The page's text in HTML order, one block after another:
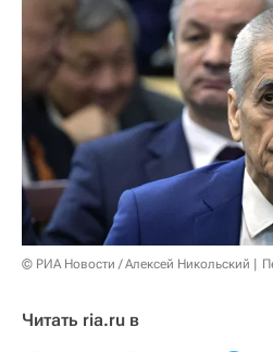
© РИА Новости / Алексей Никольский
Читать ria.ru в